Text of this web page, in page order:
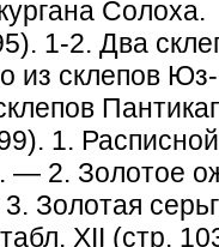
Солоха.
1-2. Два
из склепов
1.
— 2. Золотое
Золотая
XII (стр.